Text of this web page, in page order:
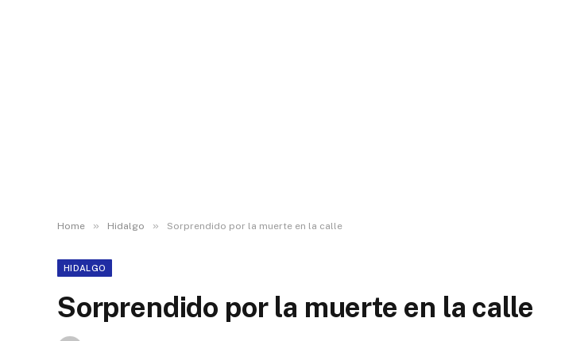
Home » Hidalgo » Sorprendido por la muerte en la calle
HIDALGO
Sorprendido por la muerte en la calle